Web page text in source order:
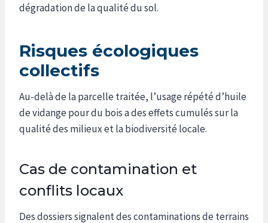
dégradation de la qualité du sol.
Risques écologiques
collectifs
Au-delà de la parcelle traitée, l’usage répété d’huile
de vidange pour du bois a des effets cumulés sur la
qualité des milieux et la biodiversité locale.
Cas de contamination et
conflits locaux
Des dossiers signalent des contaminations de terrains